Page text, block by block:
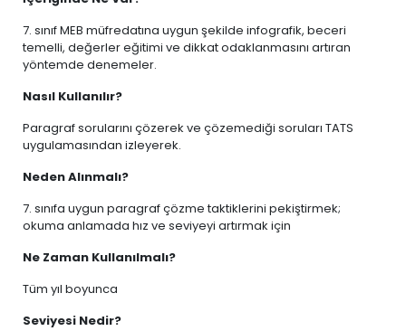
7. sınıf MEB müfredatına uygun şekilde infografik, beceri
temelli, değerler eğitimi ve dikkat odaklanmasını artıran
yöntemde denemeler.
Nasıl Kullanılır?
Paragraf sorularını çözerek ve çözemediği soruları TATS
uygulamasından izleyerek.
Neden Alınmalı?
7. sınıfa uygun paragraf çözme taktiklerini pekiştirmek;
okuma anlamada hız ve seviyeyi artırmak için
Ne Zaman Kullanılmalı?
Tüm yıl boyunca
Seviyesi Nedir?